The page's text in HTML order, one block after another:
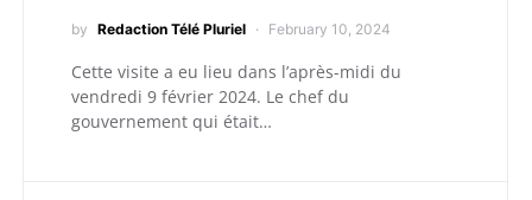
by Redaction Télé Pluriel February 10, 2024
Cette visite a eu lieu dans l’après-midi du
vendredi 9 février 2024. Le chef du
gouvernement qui était…